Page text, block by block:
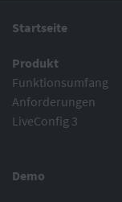
Startseite
Produkt
Funktionsumfang
Anforderungen
LiveConfig 3
Demo